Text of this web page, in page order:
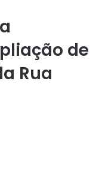
de
Rua